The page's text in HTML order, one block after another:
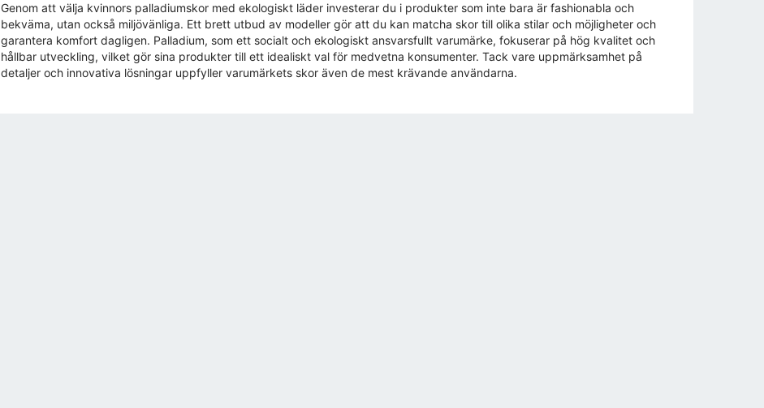
Genom att välja kvinnors palladiumskor med ekologiskt läder investerar du i produkter som inte bara är fashionabla och
bekväma, utan också miljövänliga. Ett brett utbud av modeller gör att du kan matcha skor till olika stilar och möjligheter och
garantera komfort dagligen. Palladium, som ett socialt och ekologiskt ansvarsfullt varumärke, fokuserar på hög kvalitet och
hållbar utveckling, vilket gör sina produkter till ett idealiskt val för medvetna konsumenter. Tack vare uppmärksamhet på
detaljer och innovativa lösningar uppfyller varumärkets skor även de mest krävande användarna.